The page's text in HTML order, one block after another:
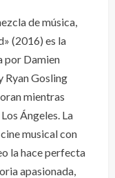
de música,
(2016) es la
por Damien
Ryan Gosling
mientras
Ángeles. La
musical con
la hace perfecta
apasionada,